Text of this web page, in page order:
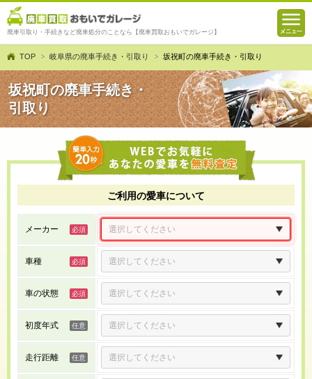
廃車引取り・手続きなど廃車処分のことなら【廃車買取おもいでガレージ】
TOP 岐阜県の廃車手続き・引取り 坂祝町の廃車手続き・引取り
坂祝町の廃車手続き・
引取り
ご利用の愛車について
メーカー
車種
車の状態
初度年式
走行距離